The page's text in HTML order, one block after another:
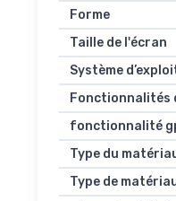
Forme
Taille de l'écran
Système
Fonctionnalités
fonctionnalité
Type du
Type de